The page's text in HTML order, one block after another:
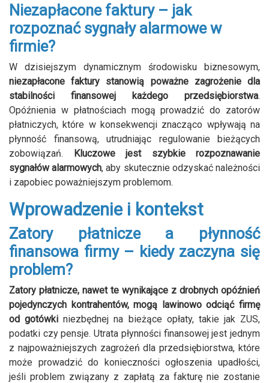
Niezapłacone faktury – jak
rozpoznać sygnały alarmowe w
firmie?
W dzisiejszym dynamicznym środowisku biznesowym,
niezapłacone faktury stanowią poważne zagrożenie dla
stabilności finansowej każdego przedsiębiorstwa.
Opóźnienia w płatnościach mogą prowadzić do zatorów
płatniczych, które w konsekwencji znacząco wpływają na
płynność finansową, utrudniając regulowanie bieżących
zobowiązań.
Kluczowe jest szybkie rozpoznawanie
sygnałów alarmowych, aby skutecznie odzyskać należności
i zapobiec poważniejszym problemom.
Wprowadzenie i kontekst
Zatory płatnicze a płynność
finansowa firmy – kiedy zaczyna się
problem?
Zatory płatnicze, nawet te wynikające z drobnych opóźnień
pojedynczych kontrahentów, mogą lawinowo odciąć firmę
od gotówki niezbędnej na bieżące opłaty, takie jak ZUS,
podatki czy pensje. Utrata płynności finansowej jest jednym
z najpoważniejszych zagrożeń dla przedsiębiorstwa, które
może prowadzić do konieczności ogłoszenia upadłości,
jeśli problem związany z zapłatą za fakturę nie zostanie